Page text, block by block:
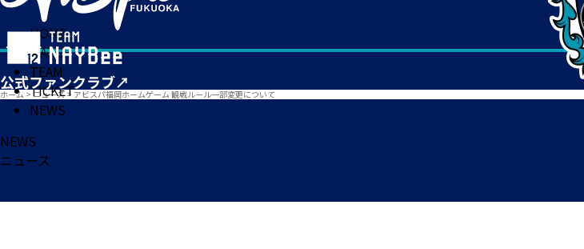
HOME
MATCH
TEAM
TICKET
NEWS
ホーム > ニュース> アビスパ福岡ホームゲーム 観戦ルール一部変更について
NEWS
ニュース